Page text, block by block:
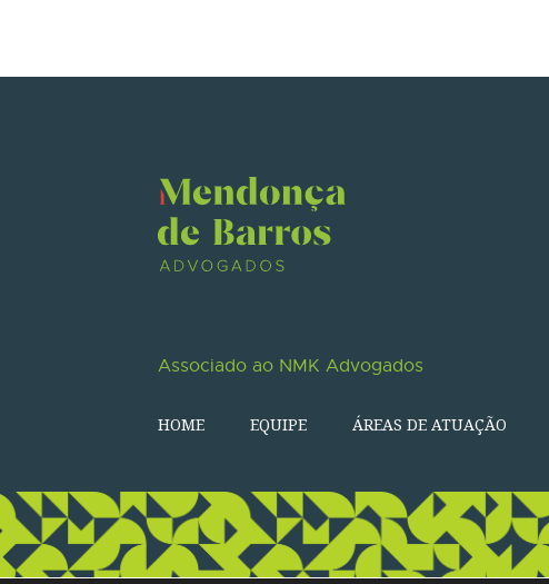
Associado ao NMK Advogados
HOME EQUIPE ÁREAS DE ATUAÇÃO